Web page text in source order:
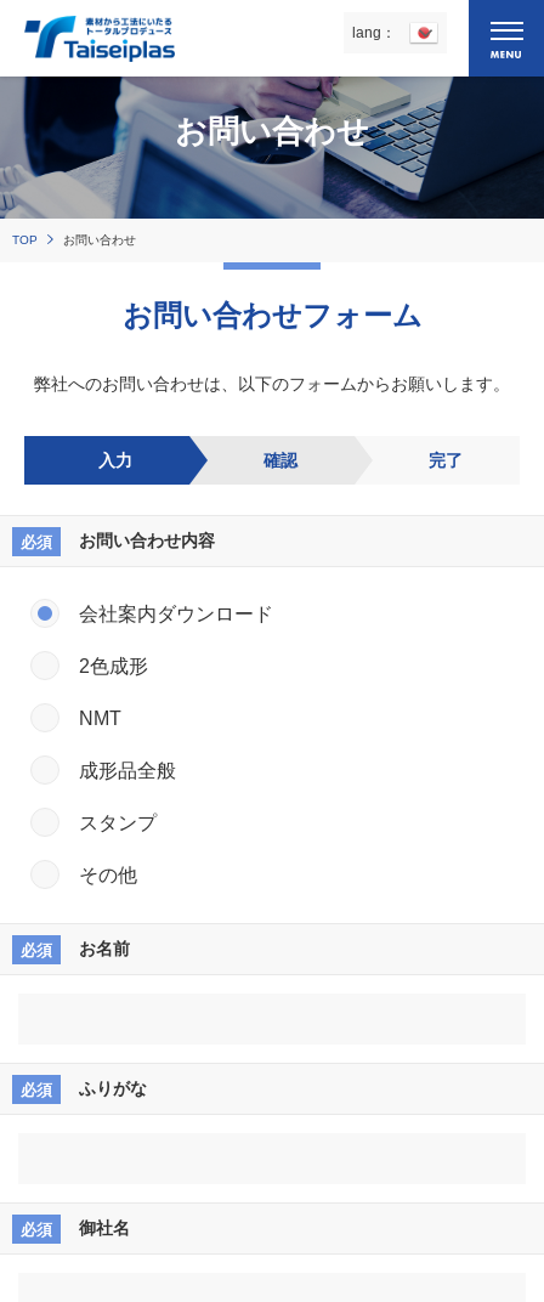
お問い合わせ
TOP お問い合わせ
お問い合わせフォーム
弊社へのお問い合わせは、以下のフォームからお願いします。
入力 確認 完了
お問い合わせ内容
会社案内ダウンロード
2色成形
NMT
成形品全般
スタンプ
その他
お名前
ふりがな
御社名